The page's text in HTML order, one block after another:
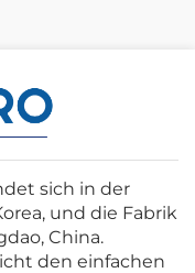
sich in der
und die Fabrik
China.
den einfachen